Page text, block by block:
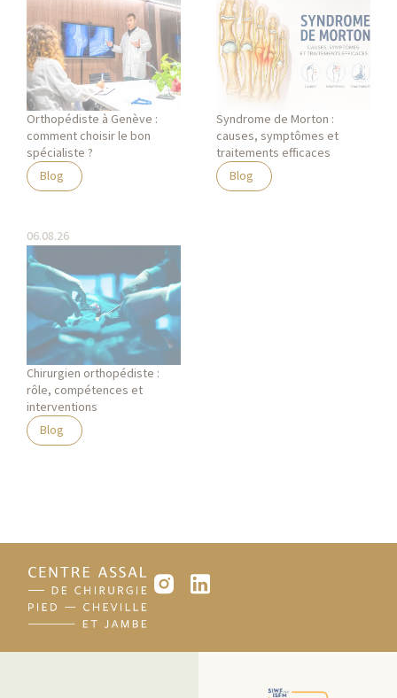
Orthopédiste à Genève :
comment choisir le bon
spécialiste ?
Blog
Syndrome de Morton :
causes, symptômes et
traitements efficaces
Blog
06.08.26
Chirurgien orthopédiste :
rôle, compétences et
interventions
Blog